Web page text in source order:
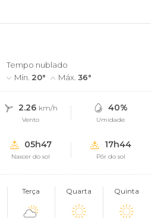
Tempo nublado
Mín. 20° Máx.36°
2.26 km/h
Vento
40%
Umidade
05h47
Nascer do sol
17h44
Pôr do sol
Terça Quarta Quinta